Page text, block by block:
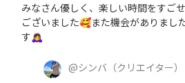
みなさん優しく、楽しい時間をすご
ございました🥰また機会がありまし
す🙇‍♀️
@シンバ （クリエイター）